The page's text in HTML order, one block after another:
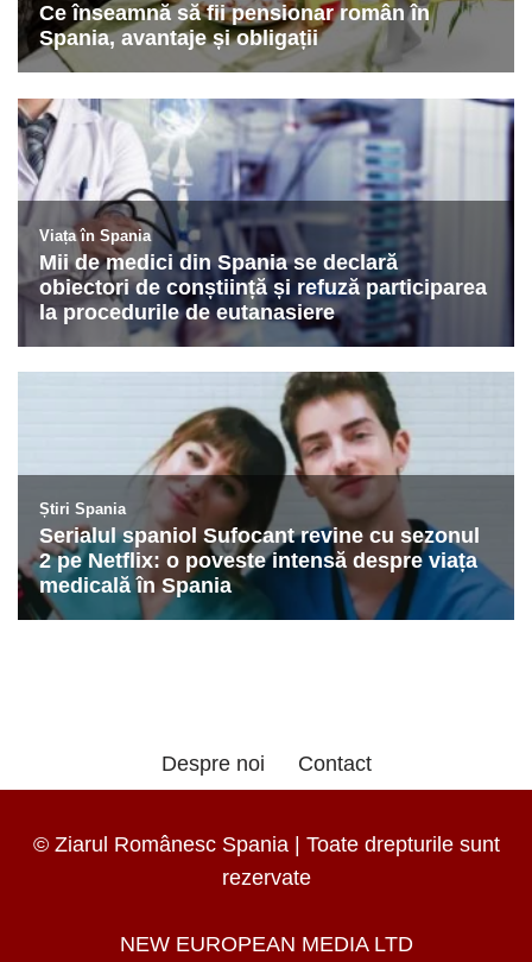
Despre noi Contact
© Ziarul Românesc Spania | Toate drepturile sunt
rezervate
NEW EUROPEAN MEDIA LTD